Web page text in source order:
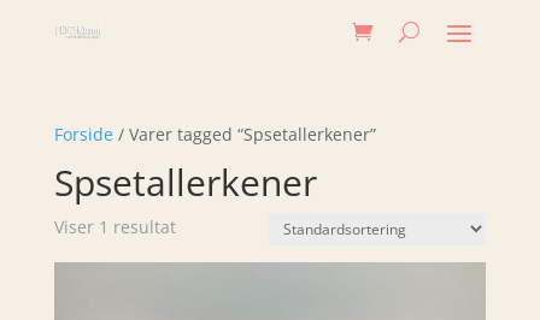
Forside/ Varer tagged “Spsetallerkener”
Spsetallerkener
Viser 1 resultat